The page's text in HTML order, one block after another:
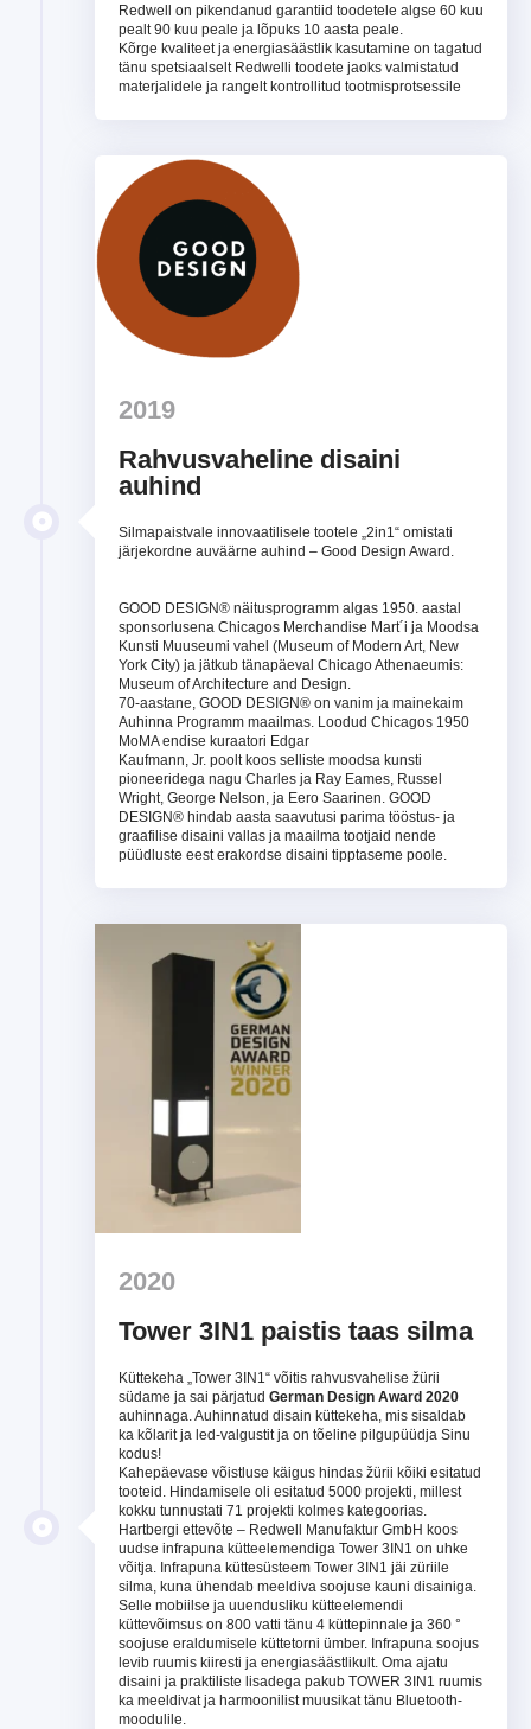
Redwell on pikendanud garantiid toodetele algse 60 kuu
pealt 90 kuu peale ja lõpuks 10 aasta peale.
Kõrge kvaliteet ja energiasäästlik kasutamine on tagatud
tänu spetsiaalselt Redwelli toodete jaoks valmistatud
materjalidele ja rangelt kontrollitud tootmisprotsessile
2019
Rahvusvaheline disaini
auhind
Silmapaistvale innovaatilisele tootele „2in1“ omistati
järjekordne auväärne auhind – Good Design Award.
GOOD DESIGN® näitusprogramm algas 1950. aastal
sponsorlusena Chicagos Merchandise Mart´i ja Moodsa
Kunsti Muuseumi vahel (Museum of Modern Art, New
York City) ja jätkub tänapäeval Chicago Athenaeumis:
Museum of Architecture and Design.
70-aastane, GOOD DESIGN® on vanim ja mainekaim
Auhinna Programm maailmas. Loodud Chicagos 1950
MoMA endise kuraatori Edgar
Kaufmann, Jr. poolt koos selliste moodsa kunsti
pioneeridega nagu Charles ja Ray Eames, Russel
Wright, George Nelson, ja Eero Saarinen. GOOD
DESIGN® hindab aasta saavutusi parima tööstus- ja
graafilise disaini vallas ja maailma tootjaid nende
püüdluste eest erakordse disaini tipptaseme poole.
2020
Tower 3IN1 paistis taas silma
Küttekeha „Tower 3IN1“ võitis rahvusvahelise žürii
südame ja sai pärjatud German Design Award 2020
auhinnaga. Auhinnatud disain küttekeha, mis sisaldab
ka kõlarit ja led-valgustit ja on tõeline pilgupüüdja Sinu
kodus!
Kahepäevase võistluse käigus hindas žürii kõiki esitatud
tooteid. Hindamisele oli esitatud 5000 projekti, millest
kokku tunnustati 71 projekti kolmes kategoorias.
Hartbergi ettevõte – Redwell Manufaktur GmbH koos
uudse infrapuna kütteelemendiga Tower 3IN1 on uhke
võitja. Infrapuna küttesüsteem Tower 3IN1 jäi züriile
silma, kuna ühendab meeldiva soojuse kauni disainiga.
Selle mobiilse ja uuendusliku kütteelemendi
küttevõimsus on 800 vatti tänu 4 küttepinnale ja 360 °
soojuse eraldumisele küttetorni ümber. Infrapuna soojus
levib ruumis kiiresti ja energiasäästlikult. Oma ajatu
disaini ja praktiliste lisadega pakub TOWER 3IN1 ruumis
ka meeldivat ja harmoonilist muusikat tänu Bluetooth-
moodulile.